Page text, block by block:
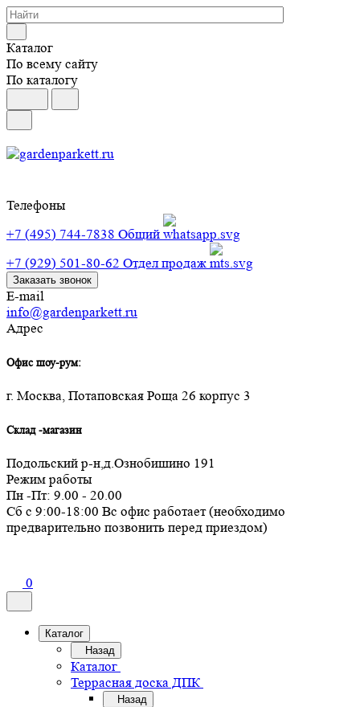
Каталог
По всему сайту
По каталогу
Телефоны
+7 (495) 744-7838 Общий
+7 (929) 501-80-62 Отдел продаж
Заказать звонок
E-mail
info@gardenparkett.ru
Адрес
Офис шоу-рум:
г. Москва, Потаповская Роща 26 корпус 3
Склад -магазин
Подольский р-н,д.Ознобишино 191
Режим работы
Пн -Пт: 9.00 - 20.00
Сб с 9:00-18:00 Вс офис работает (необходимо
предварительно позвонить перед приездом)
0
Каталог
Назад
Каталог
Террасная доска ДПК
Назад